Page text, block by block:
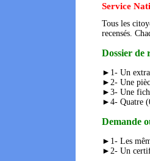
Service
Tous les
recensés.
Dossier de
►1- Un
►2- Une
►3- Une
►4- Quatre
Demande
►1- Les
►2- Un